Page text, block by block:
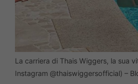
La carriera di Thais Wiggers, la sua
Instagram @thaiswiggersofficial) –